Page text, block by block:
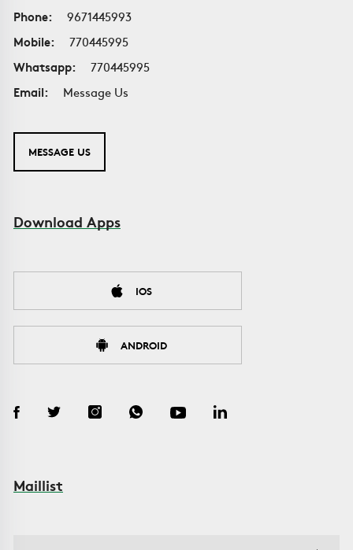
Phone:
9671445993
Mobile:
770445995
Whatsapp:
770445995
Email:
Message Us
MESSAGE US
Download Apps
IOS
ANDROID
Maillist